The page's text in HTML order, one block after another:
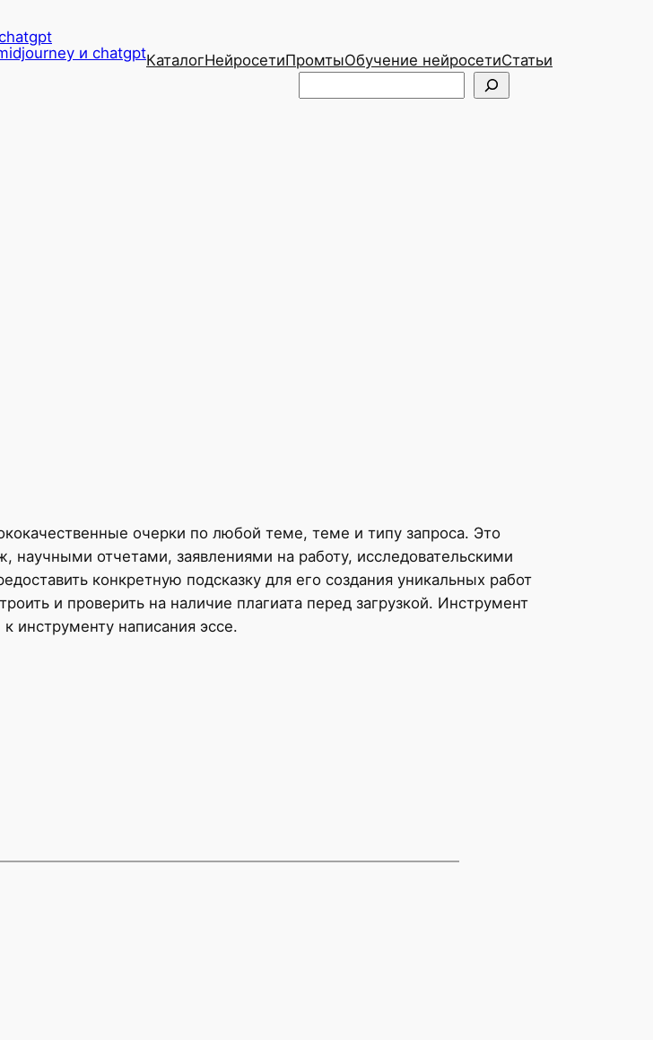
КаталогНейросетиПромтыОбучение нейросетиСтатьи
Telegram
очерки по любой теме, теме и типу запроса. Это
отчетами, заявлениями на работу, исследовательскими
конкретную подсказку для его создания уникальных работ
и проверить на наличие плагиата перед загрузкой. Инструмент
инструменту написания эссе.